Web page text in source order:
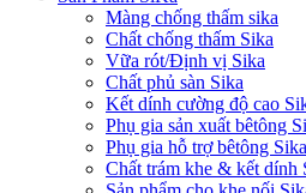
Màng chống thấm sika
Chất chống thấm Sika
Vữa rót/Định vị Sika
Chất phủ sàn Sika
Kết dính cường độ cao
Phụ gia sản xuất bêtông
Phụ gia hỗ trợ bêtông Sika
Chất trám khe & kết dính